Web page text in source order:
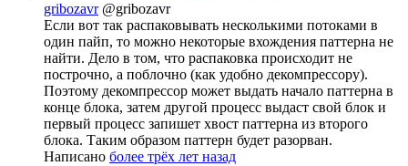
gribozavr @gribozavr
Если вот так распаковывать несколькими потоками в
один пайп, то можно некоторые вхождения паттерна не
найти. Дело в том, что распаковка происходит не
построчно, а поблочно (как удобно декомпрессору).
Поэтому декомпрессор может выдать начало паттерна в
конце блока, затем другой процесс выдаст свой блок и
первый процесс запишет хвост паттерна из второго
блока. Таким образом паттерн будет разорван.
Написано более трёх лет назад